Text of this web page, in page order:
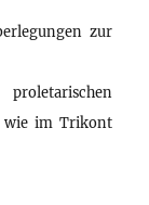
zur
wie im Trikont